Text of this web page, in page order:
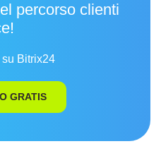
percorso clienti
Bitrix24
GRATIS